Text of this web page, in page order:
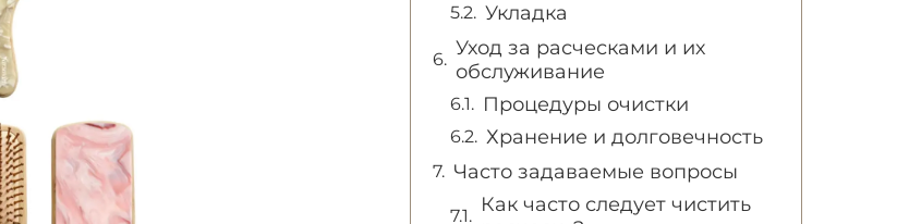
Укладка
Уход за расческами и их
обслуживание
Процедуры очистки
Хранение и долговечность
Часто задаваемые вопросы
Как часто следует чистить